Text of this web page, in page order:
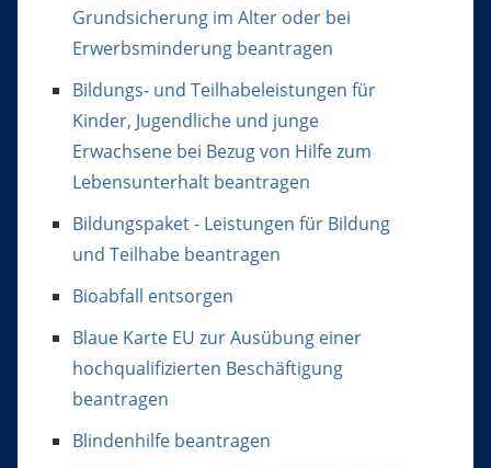
Grundsicherung im Alter oder bei
Erwerbsminderung beantragen
Bildungs- und Teilhabeleistungen für
Kinder, Jugendliche und junge
Erwachsene bei Bezug von Hilfe zum
Lebensunterhalt beantragen
Bildungspaket - Leistungen für Bildung
und Teilhabe beantragen
Bioabfall entsorgen
Blaue Karte EU zur Ausübung einer
hochqualifizierten Beschäftigung
beantragen
Blindenhilfe beantragen